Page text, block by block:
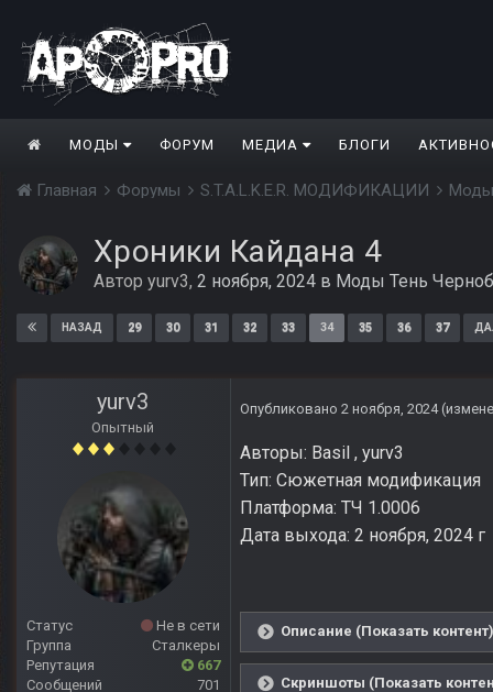
МОДЫ ФОРУМ МЕДИА БЛОГИ
Главная Форумы S.T.A.L.K.E.R. МОДИФИКАЦИИ
Хроники Кайдана 4
Автор yurv3, 2 ноября, 2024 в Моды Тень
НАЗАД 29 30 31 32 33 34 35 36 37
yurv3
Опытный
Статус
Не в сети
Группа
Сталкеры
Репутация
667
Сообщений
701
Опубликовано 2 ноября, 2024
Авторы: Basil , yurv3
Тип: Сюжетная модификация
Платформа: ТЧ 1.0006
Дата выхода: 2 ноября, 2024 г
Описание (Показать контент)
Скриншоты (Показать